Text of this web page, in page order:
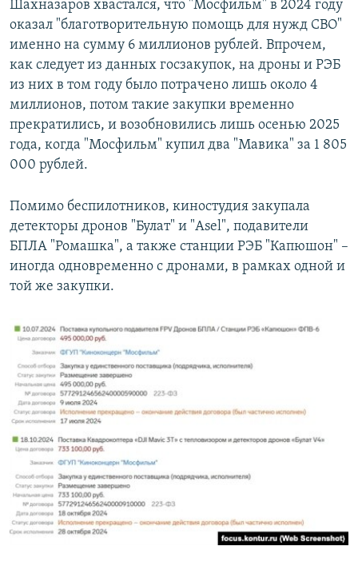
Шахназаров хвастался, что "Мосфильм" в 2024 году
оказал "благотворительную помощь для нужд СВО"
именно на сумму 6 миллионов рублей. Впрочем,
как следует из данных госзакупок, на дроны и РЭБ
из них в том году было потрачено лишь около 4
миллионов, потом такие закупки временно
прекратились, и возобновились лишь осенью 2025
года, когда "Мосфильм" купил два "Мавика" за 1 805
000 рублей.
Помимо беспилотников, киностудия закупала
детекторы дронов "Булат" и "Asel", подавители
БПЛА "Ромашка", а также станции РЭБ "Капюшон" –
иногда одновременно с дронами, в рамках одной и
той же закупки.